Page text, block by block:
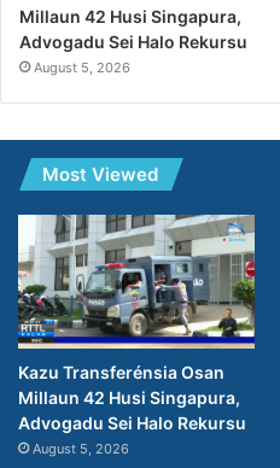
Millaun 42 Husi Singapura,
Advogadu Sei Halo Rekursu
August 5, 2026
Most Viewed
Kazu Transferénsia Osan
Millaun 42 Husi Singapura,
Advogadu Sei Halo Rekursu
August 5, 2026